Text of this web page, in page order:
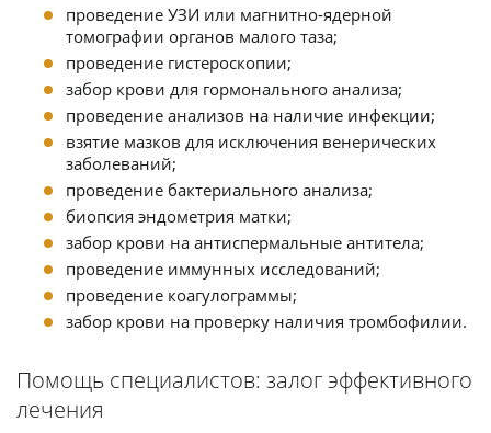
проведение УЗИ или магнитно-ядерной
томографии органов малого таза;
проведение гистероскопии;
забор крови для гормонального анализа;
проведение анализов на наличие инфекции;
взятие мазков для исключения венерических
заболеваний;
проведение бактериального анализа;
биопсия эндометрия матки;
забор крови на антиспермальные антитела;
проведение иммунных исследований;
проведение коагулограммы;
забор крови на проверку наличия тромбофилии.
Помощь специалистов: залог эффективного
лечения